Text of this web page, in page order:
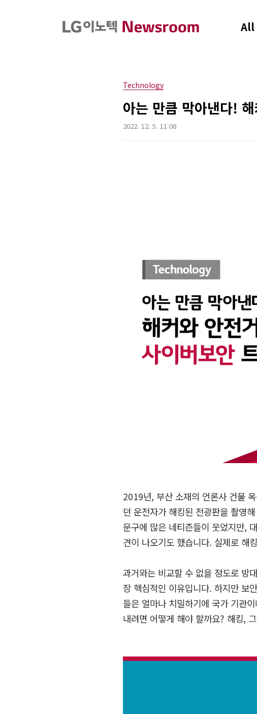
All
Technology
아는 만큼 막아낸다!
2022. 12. 5. 11:08
2019년, 부산 소재의 언론사 건물
던 운전자가 해킹된 전광판을 촬영
문구에 많은 네티즌들이 웃었지만,
견이 나오기도 했습니다. 실제로 해
과거와는 비교할 수 없을 정도로 방
장 핵심적인 이유입니다. 하지만 보
들은 얼마나 치밀하기에 국가 기관
내려면 어떻게 해야 할까요? 해킹, 그